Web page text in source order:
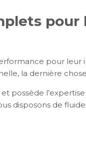
pour leur
la dernière
possède
disposons de